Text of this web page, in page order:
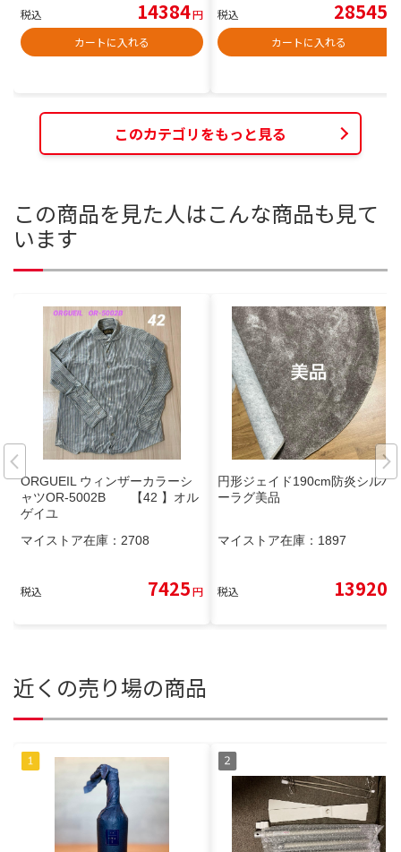
税込 14384円
カートに入れる
税込 28545
カートに入れる
このカテゴリをもっと見る
この商品を見た人はこんな商品も見て
います
ORGUEIL ウィンザーカラーシ
ャツOR-5002B 【42 】オル
ゲイユ
マイストア在庫： 2708
税込 7425円
円形ジェイド190cm防炎シルバ
ーラグ美品
マイストア在庫： 1897
税込 13920
近くの売り場の商品